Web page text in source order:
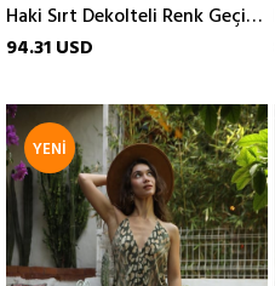
Haki Sırt Dekolteli Renk Geçişli Elbise
94.31 USD
YENI
ÜRÜN